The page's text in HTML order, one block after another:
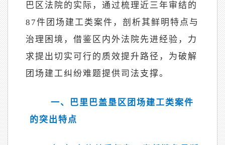
巴区法院的实际，通过梳理近三年审结的
87件团场建工类案件，剖析其鲜明特点与
治理困境，借鉴区内外法院先进经验，力
求提出切实可行的质效提升路径，为破解
团场建工纠纷难题提供司法支撑。
一、巴里巴盖垦区团场建工类案件
的突出特点